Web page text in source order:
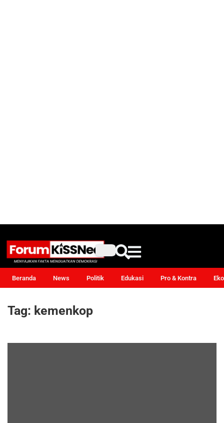
Beranda News Politik Edukasi Pro & Kontra
Tag: kemenkop